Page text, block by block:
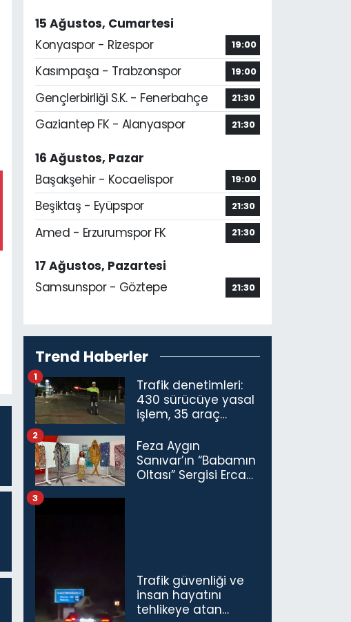
15 Ağustos, Cumartesi
Konyaspor - Rizespor
19:00
Kasımpaşa - Trabzonspor 19:00
Gençlerbirliği S.K. - Fenerbahçe 21:30
Gaziantep FK - Alanyaspor 21:30
16 Ağustos, Pazar
Başakşehir - Kocaelispor
19:00
Beşiktaş - Eyüpspor 21:30
Amed - Erzurumspor FK 21:30
17 Ağustos, Pazartesi
Samsunspor - Göztepe
21:30
Trend Haberler
Trafik denetimleri:
430 sürücüye yasal
işlem, 35 araç
1
Feza Aygın
Sanıvar’ın “Babamın
Oltası” Sergisi Ercan
2
Trafik güvenliği ve
insan hayatını
tehlikeye atan
3